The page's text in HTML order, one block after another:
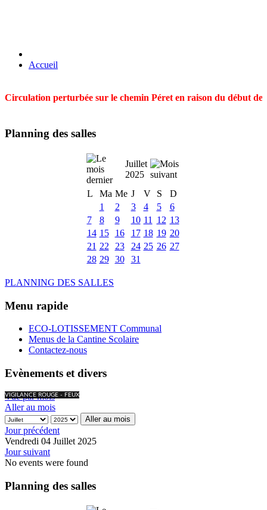
Accueil
Circulation perturbée sur le chemin Péret en raison du début
Planning des salles
Juillet
2025
L
Ma Me J V S
D
1
2 3 4 5
6
7
8 9 10 11 12 13
14 15 16 17 18 19 20
21 22 23 24 25 26 27
28 29 30 31
PLANNING DES SALLES
Menu rapide
ECO-LOTISSEMENT Communal
Menus de la Cantine Scolaire
Contactez-nous
Evènements et divers
VIGILANCE ROUGE - FEUX
Vue par mois
Aller au mois
Aller au mois
Jour précédent
Vendredi 04 Juillet 2025
Jour suivant
No events were found
Planning des salles